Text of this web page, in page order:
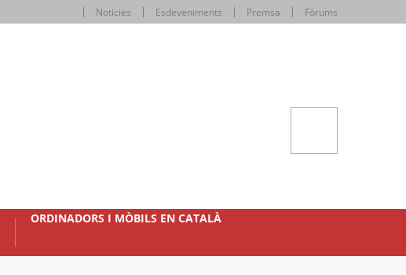
Notícies Esdeveniments Premsa Fòrums
ORDINADORS I MÒBILS EN CATALÀ